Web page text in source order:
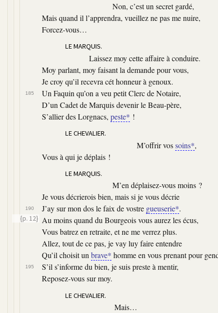
Non, c’est un secret gardé,
Mais quand il l’apprendra, vueillez ne pas me nuire,
Forcez-vous…
LE MARQUIS.
Laissez moy cette affaire à conduire.
Moy parlant, moy faisant la demande pour vous,
Je croy qu’il recevra cét honneur à genoux.
185
Un Faquin qu’on a veu petit Clerc de Notaire,
D’un Cadet de Marquis devenir le Beau-père,
S’allier des Lorgnacs, peste* !
LE CHEVALIER.
M’offrir vossoins*,
Vous à qui je déplais !
LE MARQUIS.
M’en déplaisez-vous moins ?
Je vous décrierois bien, mais si je vous décrie
190 J’ay sur mon dos le faix de vostre gueuserie*.
Au moins quand du Bourgeois vous aurez les écus,
{p. 12}
Vous batrez en retraite, et ne me verrez plus.
Allez, tout de ce pas, je vay luy faire entendre
Qu’il choisit unbrave* homme en vous prenant pour
195
S’il s’informe du bien, je suis preste à mentir,
Reposez-vous sur moy.
LE CHEVALIER.
Mais…